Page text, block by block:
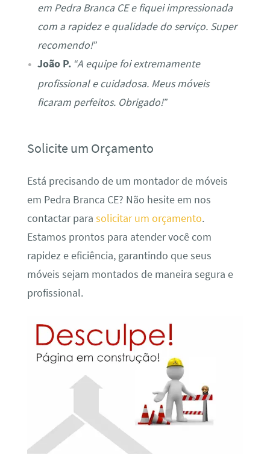
em Pedra Branca CE e fiquei impressionada
com a rapidez e qualidade do serviço. Super
recomendo!”
João P. “A equipe foi extremamente
profissional e cuidadosa. Meus móveis
ficaram perfeitos. Obrigado!”
Solicite um Orçamento
Está precisando de um montador de móveis
em Pedra Branca CE? Não hesite em nos
contactar para solicitar um orçamento.
Estamos prontos para atender você com
rapidez e eficiência, garantindo que seus
móveis sejam montados de maneira segura e
profissional.